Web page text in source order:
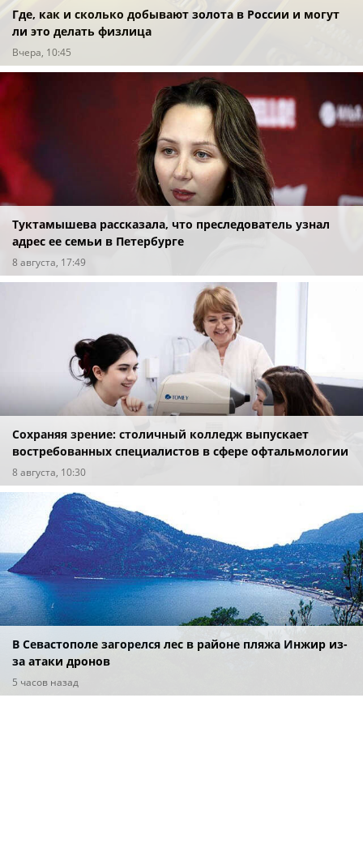
Где, как и сколько добывают золота в России и могут
ли это делать физлица
Вчера, 10:45
Туктамышева рассказала, что преследователь узнал
адрес ее семьи в Петербурге
8 августа, 17:49
Сохраняя зрение: столичный колледж выпускает
востребованных специалистов в сфере офтальмологии
8 августа, 10:30
В Севастополе загорелся лес в районе пляжа Инжир из-
за атаки дронов
5 часов назад